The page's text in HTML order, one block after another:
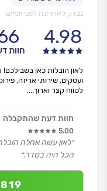
נבדק לאחרונה לפני יומיים
4.98
חוות
לאון הובלות כאן בשבילכם!
ועסקים, שירותי אריזה,
לטווח קצר וארוך....
חוות דעת שהתקבלה
5.00
״לאון עשה אחלה
הכל היה בסדר.״